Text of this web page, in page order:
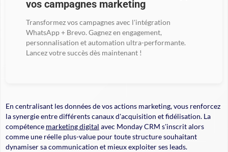
vos campagnes marketing
Transformez vos campagnes avec l'intégration
WhatsApp + Brevo. Gagnez en engagement,
personnalisation et automation ultra-performante.
Lancez votre succès dès maintenant !
En centralisant les données de vos actions marketing, vous renforcez
la synergie entre différents canaux d'acquisition et fidélisation. La
compétence marketing digital avec Monday CRM s'inscrit alors
comme une réelle plus-value pour toute structure souhaitant
dynamiser sa communication et mieux exploiter ses leads.